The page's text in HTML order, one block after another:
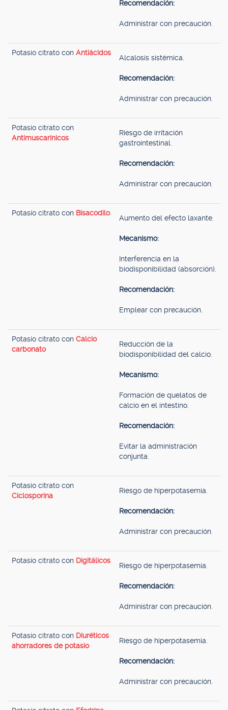
Recomendación:
Administrar con precaución.
Potasio citrato con Antiácidos
Alcalosis sistémica.
Recomendación:
Administrar con precaución.
Potasio citrato con
Antimuscarínicos
Riesgo de irritación
gastrointestinal.
Recomendación:
Administrar con precaución.
Potasio citrato con Bisacodilo
Aumento del efecto laxante.
Mecanismo:
Interferencia en la
biodisponibilidad (absorción).
Recomendación:
Emplear con precaución.
Potasio citrato con Calcio
carbonato
Reducción de la
biodisponibilidad del calcio.
Mecanismo:
Formación de quelatos de
calcio en el intestino.
Recomendación:
Evitar la administración
conjunta.
Potasio citrato con
Ciclosporina
Riesgo de hiperpotasemia.
Recomendación:
Administrar con precaución.
Potasio citrato con Digitálicos
Riesgo de hiperpotasemia.
Recomendación:
Administrar con precaución.
Potasio citrato con Diuréticos
ahorradores de potasio
Riesgo de hiperpotasemia.
Recomendación:
Administrar con precaución.